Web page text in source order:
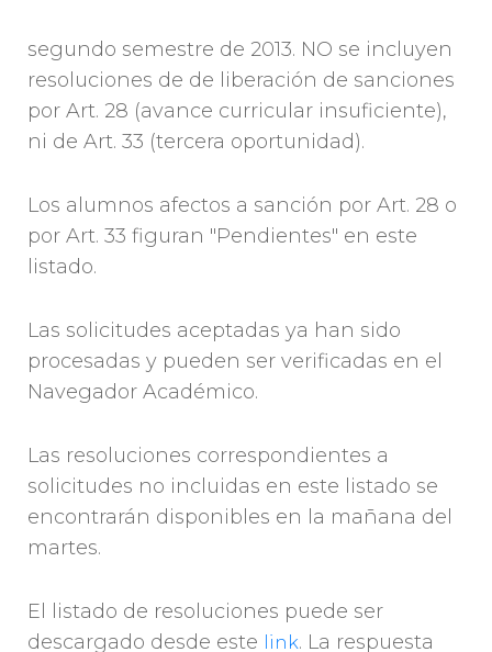
segundo semestre de 2013. NO se incluyen
resoluciones de de liberación de sanciones
por Art. 28 (avance curricular insuficiente),
ni de Art. 33 (tercera oportunidad).
Los alumnos afectos a sanción por Art. 28 o
por Art. 33 figuran "Pendientes" en este
listado.
Las solicitudes aceptadas ya han sido
procesadas y pueden ser verificadas en el
Navegador Académico.
Las resoluciones correspondientes a
solicitudes no incluidas en este listado se
encontrarán disponibles en la mañana del
martes.
El listado de resoluciones puede ser
descargado desde este
link. La respuesta